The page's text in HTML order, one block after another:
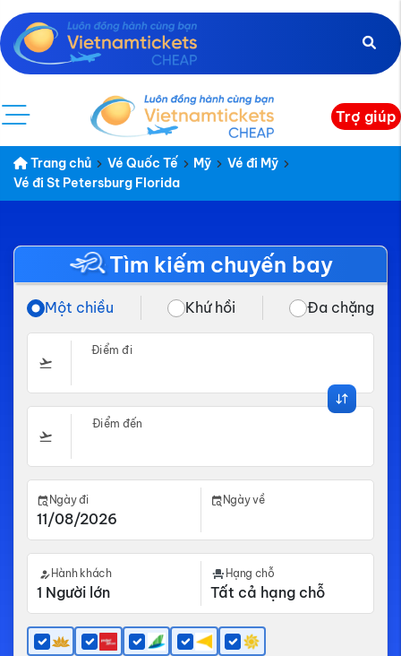
Trợ giúp
Trang chủ Vé Quốc Tế Mỹ
Vé đi Mỹ
Vé đi St Petersburg Florida
Tìm kiếm chuyến bay
Một chiều Khứ hồi Đa chặng
Điểm đi
Điểm đến
Ngày đi Ngày về
Hành khách Hạng chỗ